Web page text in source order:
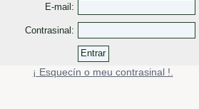
E-mail:
Contrasinal:
¡ Esquecín o meu contrasinal !.